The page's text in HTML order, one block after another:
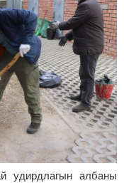
удирдлагын албаны